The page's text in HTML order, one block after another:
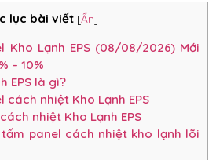
lục bài viết [Ẩn]
Kho Lạnh EPS (08/08/2026) Mới
– 10%
EPS là gì?
cách nhiệt Kho Lạnh EPS
nhiệt Kho Lạnh EPS
panel cách nhiệt kho lạnh lõi